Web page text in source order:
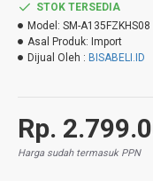
Rp.
Harga sudah termasuk PPN
STOK TERSEDIA
Model: SM-A135FZKHS08
Asal Produk: Import
Dijual Oleh : BISABELI.ID